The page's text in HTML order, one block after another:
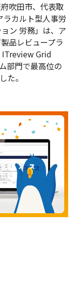
吹田市、代表取
カルト型人事労
ン 労務」は、ア
品レビュープラ
ITreview Grid
部門で最高位の
た。